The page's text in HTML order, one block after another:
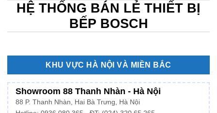
HỆ THỐNG BÁN LẺ THIẾT BỊ
BẾP BOSCH
KHU VỰC HÀ NỘI VÀ MIỀN BẮC
Showroom 88 Thanh Nhàn - Hà Nội
88 P. Thanh Nhàn, Hai Bà Trưng, Hà Nội